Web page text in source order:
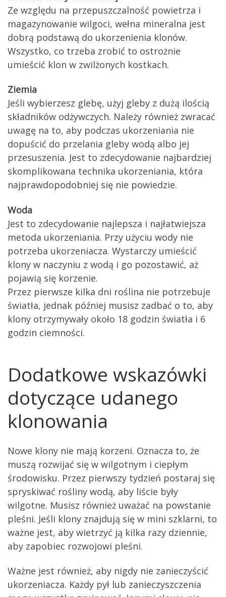
Ze względu na przepuszczalność powietrza i
magazynowanie wilgoci, wełna mineralna jest
dobrą podstawą do ukorzenienia klonów.
Wszystko, co trzeba zrobić to ostrożnie
umieścić klon w zwilżonych kostkach.
Ziemia
Jeśli wybierzesz glebę, użyj gleby z dużą ilością
składników odżywczych. Należy również zwracać
uwagę na to, aby podczas ukorzeniania nie
dopuścić do przelania gleby wodą albo jej
przesuszenia. Jest to zdecydowanie najbardziej
skomplikowana technika ukorzeniania, która
najprawdopodobniej się nie powiedzie.
Woda
Jest to zdecydowanie najlepsza i najłatwiejsza
metoda ukorzeniania. Przy użyciu wody nie
potrzeba ukorzeniacza. Wystarczy umieścić
klony w naczyniu z wodą i go pozostawić, aż
pojawią się korzenie.
Przez pierwsze kilka dni roślina nie potrzebuje
światła, jednak później musisz zadbać o to, aby
klony otrzymywały około 18 godzin światła i 6
godzin ciemności.
Dodatkowe wskazówki
dotyczące udanego
klonowania
Nowe klony nie mają korzeni. Oznacza to, że
muszą rozwijać się w wilgotnym i ciepłym
środowisku. Przez pierwszy tydzień postaraj się
spryskiwać rośliny wodą, aby liście były
wilgotne. Musisz również uważać na powstanie
pleśni. Jeśli klony znajdują się w mini szklarni, to
ważne jest, aby wietrzyć ją kilka razy dziennie,
aby zapobiec rozwojowi pleśni.
Ważne jest również, aby nigdy nie zanieczyścić
ukorzeniacza. Każdy pył lub zanieczyszczenia